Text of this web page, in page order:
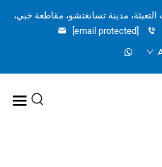
التعبئة، مدينة تسانغتشو، مقاطعة خبي،
[email protected]